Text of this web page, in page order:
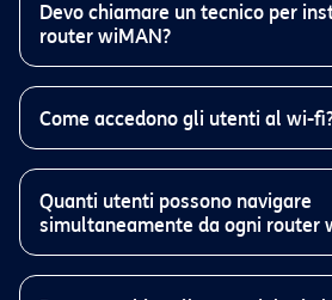
Devo chiamare un tecnico per
router wiMAN?
inserire i tuoi dati o i dati della tua azienda
Come accedono gli utenti al wi-
wi-fi “freewiMAN@nomelocale”, selezionarla
tramite browser (Chrome, Safari, ecc). Si
pagina di benvenuto personalizzata.
Quanti utenti possono navigare
simultaneamente da ogni router